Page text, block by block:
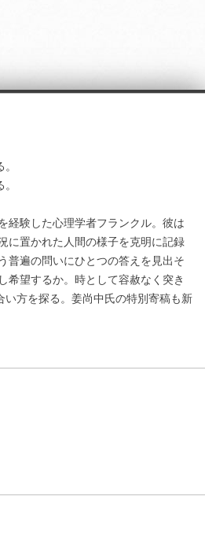
経験した心理学者フランクル。彼は
に置かれた人間の様子を克明に記録
普遍の問いにひとつの答えを見出そ
希望するか。時として容赦なく突き
い方を探る。姜尚中氏の特別寄稿も新